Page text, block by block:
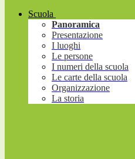
Scuola
Panoramica
Presentazione
I luoghi
Le persone
I numeri della scuola
Le carte della scuola
Organizzazione
La storia